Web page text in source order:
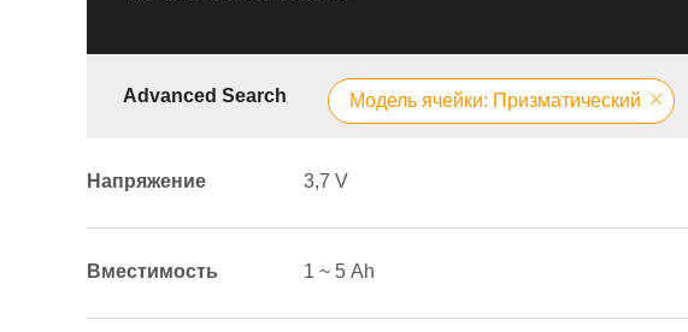
Advanced Search Модель ячейки: Призматический
Напряжение 3,7 V
Вместимость 1 ~ 5 Аh